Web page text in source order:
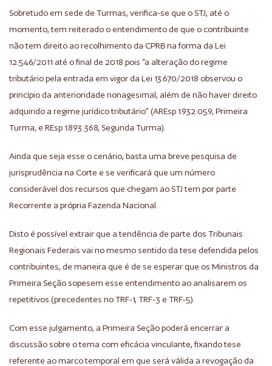
Sobretudo em sede de Turmas, verifica-se que o STJ, até o
momento, tem reiterado o entendimento de que o contribuinte
não tem direito ao recolhimento da CPRB na forma da Lei
12.546/2011 até o final de 2018 pois “a alteração do regime
tributário pela entrada em vigor da Lei 13.670/2018 observou o
princípio da anterioridade nonagesimal, além de não haver direito
adquirido a regime jurídico tributário” (AREsp 1.932.059, Primeira
Turma, e REsp 1.893.368, Segunda Turma).
Ainda que seja esse o cenário, basta uma breve pesquisa de
jurisprudência na Corte e se verificará que um número
considerável dos recursos que chegam ao STJ tem por parte
Recorrente a própria Fazenda Nacional.
Disto é possível extrair que a tendência de parte dos Tribunais
Regionais Federais vai no mesmo sentido da tese defendida pelos
contribuintes, de maneira que é de se esperar que os Ministros da
Primeira Seção sopesem esse entendimento ao analisarem os
repetitivos (precedentes no TRF-1, TRF-3 e TRF-5).
Com esse julgamento, a Primeira Seção poderá encerrar a
discussão sobre o tema com eficácia vinculante, fixando tese
referente ao marco temporal em que será válida a revogação da